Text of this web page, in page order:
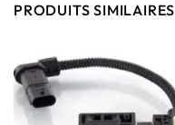
PRODUITS SIMILAIRES